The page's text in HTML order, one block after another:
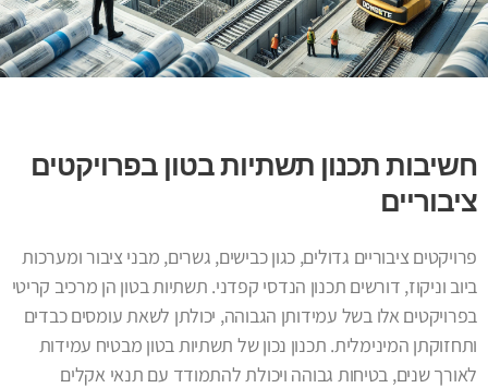
חשיבות תכנון תשתיות בטון בפרויקטים
ציבוריים
פרויקטים ציבוריים גדולים, כגון כבישים, גשרים, מבני ציבור ומערכות
ביוב וניקוז, דורשים תכנון הנדסי קפדני. תשתיות בטון הן מרכיב קריטי
בפרויקטים אלו בשל עמידותן הגבוהה, יכולתן לשאת עומסים כבדים
ותחזוקתן המינימלית. תכנון נכון של תשתיות בטון מבטיח עמידות
לאורך שנים, בטיחות גבוהה ויכולת להתמודד עם תנאי אקלים